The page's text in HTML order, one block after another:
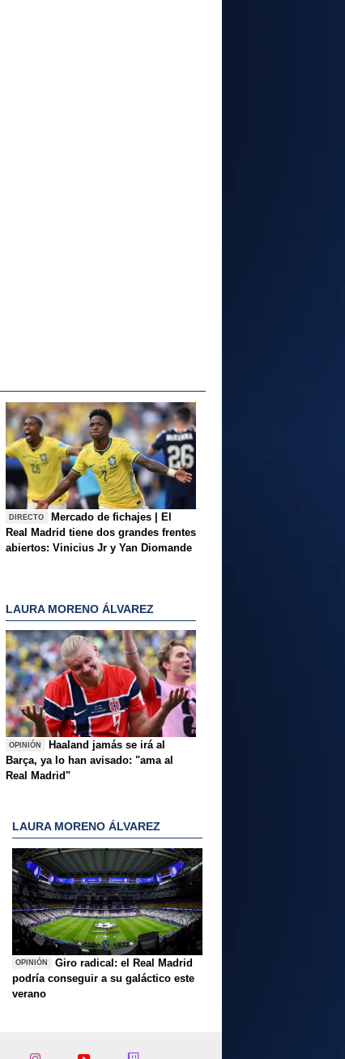
DIRECTO
Mercado de fichajes | El
Real Madrid tiene dos grandes frentes
abiertos: Vinicius Jr y Yan Diomande
LAURA MORENO ÁLVAREZ
OPINIÓN
Haaland jamás se irá al
Barça, ya lo han avisado: "ama al
Real Madrid"
LAURA MORENO ÁLVAREZ
OPINIÓN
Giro radical: el Real Madrid
podría conseguir a su galáctico este
verano